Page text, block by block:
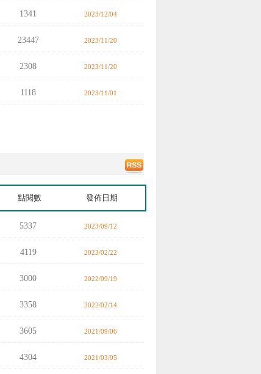
1341 2023/12/04
23447 2023/11/20
2308 2023/11/20
1118 2023/11/01
點閱數 發佈日期
5337 2023/09/12
4119 2023/02/22
3000 2022/09/19
3358 2022/02/14
3605 2021/09/06
4304 2021/03/05